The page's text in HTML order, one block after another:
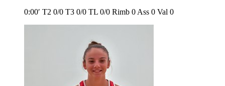
0:00′ T2 0/0 T3 0/0 TL 0/0 Rimb 0 Ass 0 Val 0